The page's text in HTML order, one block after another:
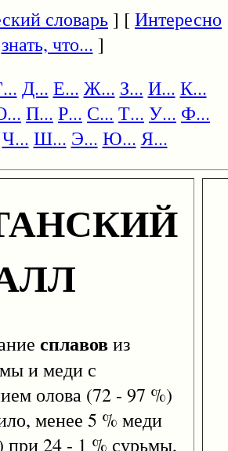
словарь] [Интересно
знать, что... ]
Д... Е... Ж... З... И... К...
П... Р... С... Т... У... Ф...
Ч... Ш... Э... Ю... Я...
сплавовиз
и меди с
олова (72 - 97 %)
менее 5 % меди
при 24 - 1 % сурьмы,